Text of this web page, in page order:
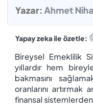
Yazar: Ahmet
Yapay zeka ile özetle:
Bireysel Emeklilik
yıllardır hem
bakmasını
oranlarını artırmak
finansal